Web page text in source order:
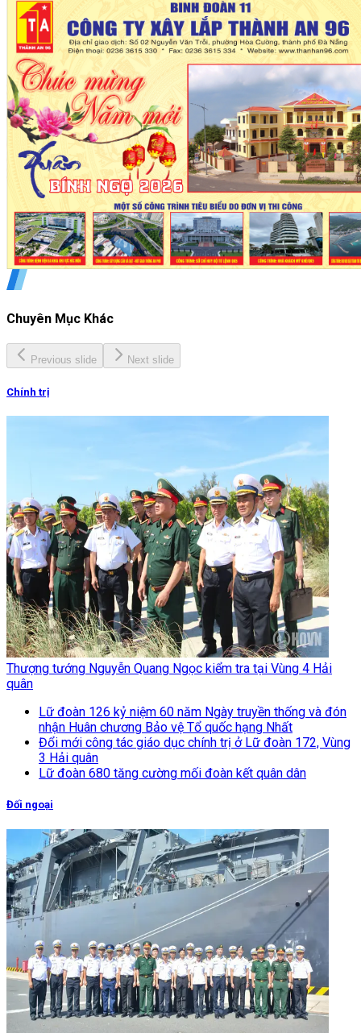
Chuyên Mục Khác
Previous slide Next slide
Chính trị
Thượng tướng Nguyễn Quang Ngọc kiểm tra tại Vùng 4 Hải
quân
Lữ đoàn 126 kỷ niệm 60 năm Ngày truyền thống và đón
nhận Huân chương Bảo vệ Tổ quốc hạng Nhất
Đổi mới công tác giáo dục chính trị ở Lữ đoàn 172, Vùng
3 Hải quân
Lữ đoàn 680 tăng cường mối đoàn kết quân dân
Đối ngoại